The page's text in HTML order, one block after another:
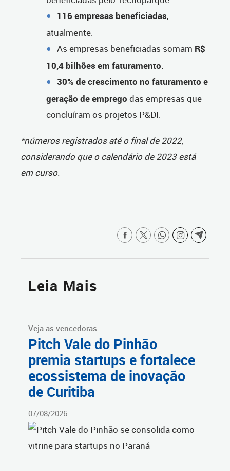
116 empresas beneficiadas,
atualmente.
As empresas beneficiadas somam R$
10,4 bilhões em faturamento.
30% de crescimento no faturamento e
geração de emprego das empresas que
concluíram os projetos P&DI.
*números registrados até o final de 2022,
considerando que o calendário de 2023 está
em curso.
Leia Mais
Veja as vencedoras
Pitch Vale do Pinhão
premia startups e fortalece
ecossistema de inovação
de Curitiba
07/08/2026